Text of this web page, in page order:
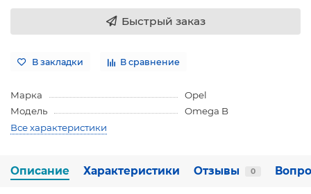
Быстрый заказ
В закладки В сравнение
Марка
Opel
Модель
Omega B
Все характеристики
Описание Характеристики Отзывы 0